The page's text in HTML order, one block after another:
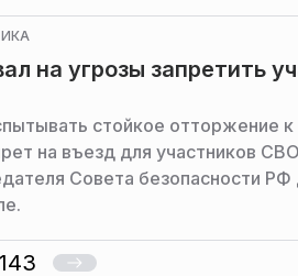
на угрозы запретить
стойкое отторжение к
на въезд для участников
Совета безопасности
143